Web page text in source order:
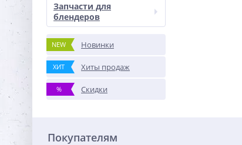
Запчасти для
блендеров
NEW Новинки
ХИТ Хиты продаж
% Скидки
Покупателям